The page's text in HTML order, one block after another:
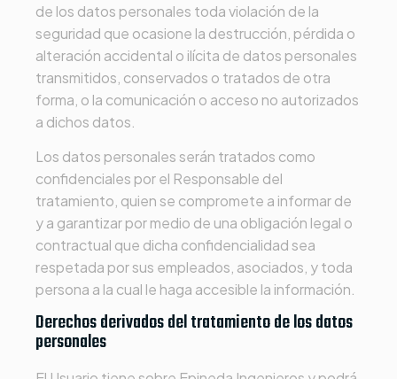
de los datos personales toda violación de la
seguridad que ocasione la destrucción, pérdida o
alteración accidental o ilícita de datos personales
transmitidos, conservados o tratados de otra
forma, o la comunicación o acceso no autorizados
a dichos datos.
Los datos personales serán tratados como
confidenciales por el Responsable del
tratamiento, quien se compromete a informar de
y a garantizar por medio de una obligación legal o
contractual que dicha confidencialidad sea
respetada por sus empleados, asociados, y toda
persona a la cual le haga accesible la información.
Derechos derivados del tratamiento de los datos
personales